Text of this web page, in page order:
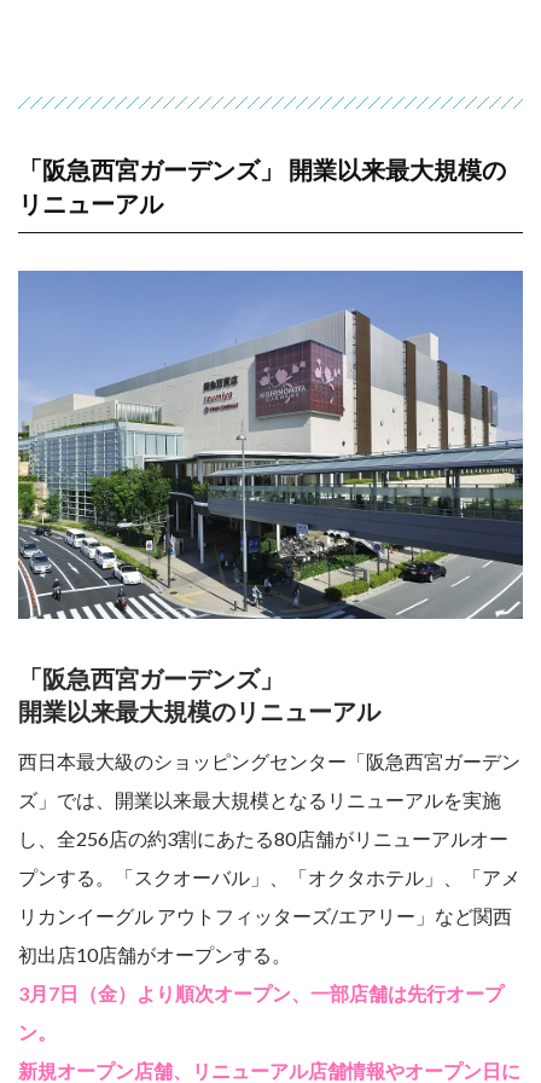
「阪急西宮ガーデンズ」 開業以来最大規模の
リニューアル
「阪急西宮ガーデンズ」
開業以来最大規模のリニューアル
西日本最大級のショッピングセンター「阪急西宮ガーデン
ズ」では、開業以来最大規模となるリニューアルを実施
し、全256店の約3割にあたる80店舗がリニューアルオー
プンする。「スクオーバル」、「オクタホテル」、「アメ
リカンイーグル アウトフィッターズ/エアリー」など関西
初出店10店舗がオープンする。
3月7日（金）より順次オープン、一部店舗は先行オープ
ン。
新規オープン店舗、リニューアル店舗情報やオープン日に